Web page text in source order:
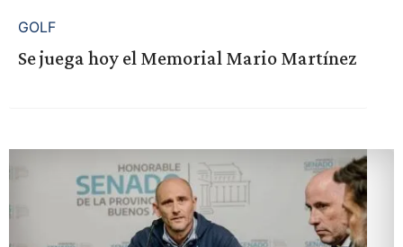
GOLF
Se juega hoy el Memorial Mario Martínez